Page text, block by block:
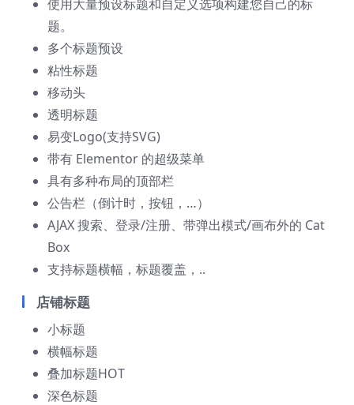
使用大量预设标题和自定义选项构建您自己的标
题。
多个标题预设
粘性标题
移动头
透明标题
易变Logo(支持SVG)
带有 Elementor 的超级菜单
具有多种布局的顶部栏
公告栏（倒计时，按钮，…）
AJAX 搜索、登录/注册、带弹出模式/画布外的 Cat
Box
支持标题横幅，标题覆盖，..
店铺标题
小标题
横幅标题
叠加标题HOT
深色标题